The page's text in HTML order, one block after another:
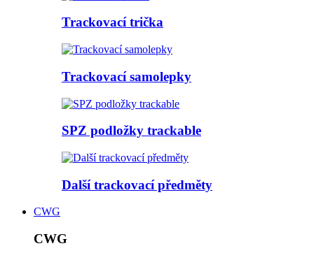
Trackovací trička
Trackovací samolepky
SPZ podložky trackable
Další trackovací předměty
CWG
CWG